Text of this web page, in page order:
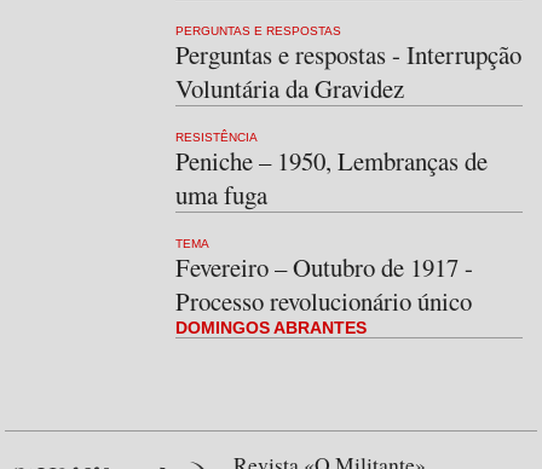
PERGUNTAS E RESPOSTAS
Perguntas e respostas - Interrupção
Voluntária da Gravidez
RESISTÊNCIA
Peniche – 1950, Lembranças de
uma fuga
TEMA
Fevereiro – Outubro de 1917 -
Processo revolucionário único
DOMINGOS ABRANTES